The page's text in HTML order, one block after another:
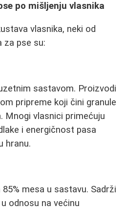
po mišljenju vlasnika
vlasnika, neki od
za pse su:
sastavom. Proizvodi
pripreme koji čini granule
Mnogi vlasnici primećuju
i energičnost pasa
hranu.
mesa u sastavu. Sadrži
odnosu na većinu